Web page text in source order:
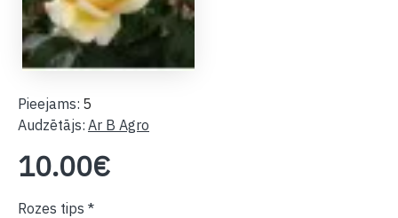
Pieejams: 5
Audzētājs: Ar B Agro
10.00€
Rozes tips